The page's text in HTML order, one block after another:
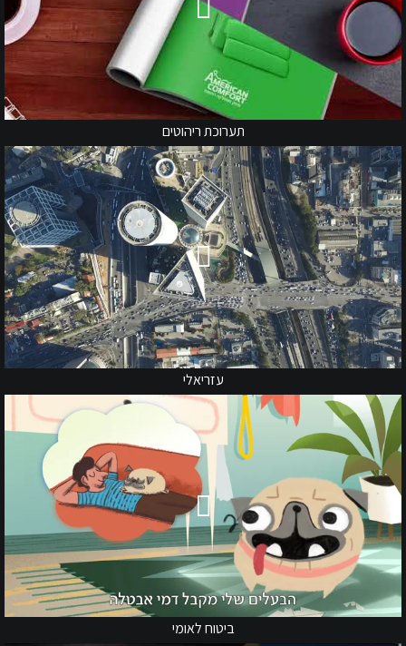
תערוכת ריהוטים
עזריאלי
ביטוח לאומי